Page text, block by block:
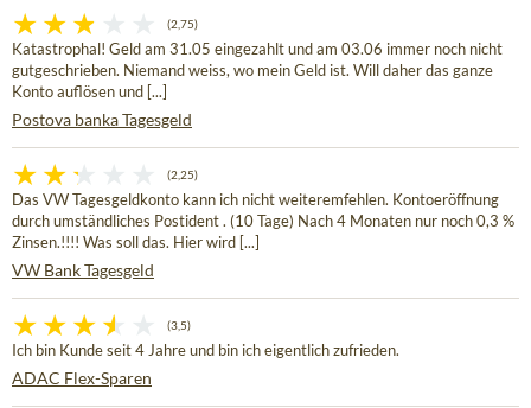
(2,75)
Katastrophal! Geld am 31.05 eingezahlt und am 03.06 immer noch nicht
gutgeschrieben. Niemand weiss, wo mein Geld ist. Will daher das ganze
Konto auflösen und [...]
Postova banka Tagesgeld
(2,25)
Das VW Tagesgeldkonto kann ich nicht weiteremfehlen. Kontoeröffnung
durch umständliches Postident . (10 Tage) Nach 4 Monaten nur noch 0,3 %
Zinsen.!!!! Was soll das. Hier wird [...]
VW Bank Tagesgeld
(3,5)
Ich bin Kunde seit 4 Jahre und bin ich eigentlich zufrieden.
ADAC Flex-Sparen